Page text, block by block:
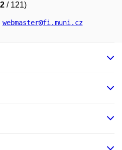
/ 121)
webmaster@fi.muni.cz